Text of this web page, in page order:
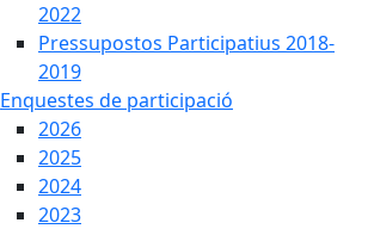
2022
Pressupostos Participatius 2018-
2019
Enquestes de participació
2026
2025
2024
2023